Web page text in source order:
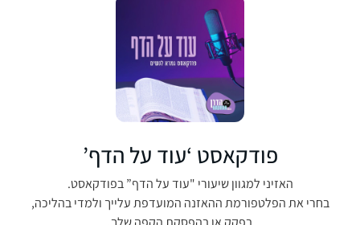
פודקאסט ‘עוד על הדף’
האזיני למגוון שיעורי "עוד על הדף” בפודקאסט.
בחרי את הפלטפורמת ההאזנה המועדפת עלייך ולמדי בהליכה,